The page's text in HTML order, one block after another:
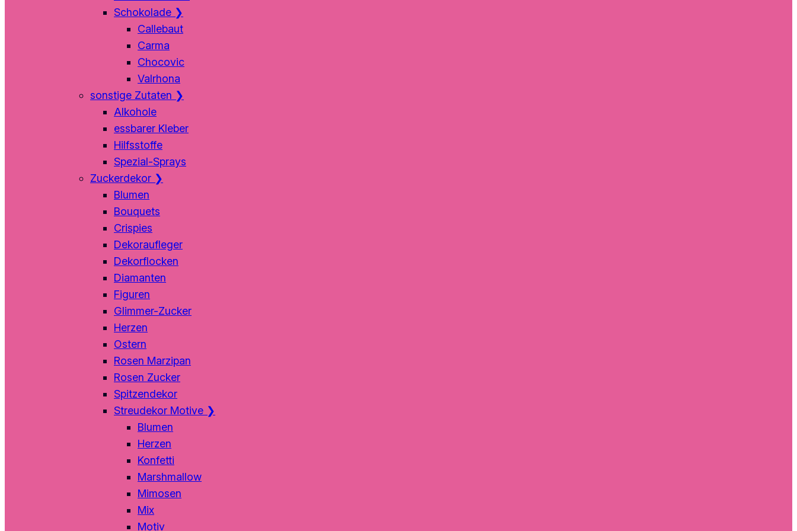
Schokolade ❯
Callebaut
Carma
Chocovic
Valrhona
sonstige Zutaten ❯
Alkohole
essbarer Kleber
Hilfsstoffe
Spezial-Sprays
Zuckerdekor ❯
Blumen
Bouquets
Crispies
Dekoraufleger
Dekorflocken
Diamanten
Figuren
Glimmer-Zucker
Herzen
Ostern
Rosen Marzipan
Rosen Zucker
Spitzendekor
Streudekor Motive ❯
Blumen
Herzen
Konfetti
Marshmallow
Mimosen
Mix
Motiv